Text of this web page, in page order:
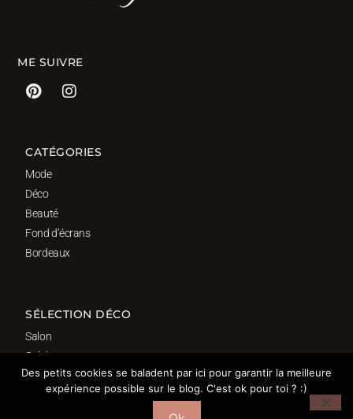
ME SUIVRE
CATÉGORIES
Mode
Déco
Beauté
Fond d’écrans
Bordeaux
SÉLECTION DÉCO
Salon
Cuisine
Salle de bain
Chambre
Des petits cookies se baladent par ici pour garantir la meilleure
expérience possible sur le blog. C'est ok pour toi ? :)